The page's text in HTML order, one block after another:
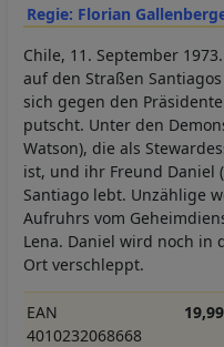
Regie: Florian
Chile, 11. September
auf den Straßen
sich gegen den
putscht. Unter den
Watson), die als
ist, und ihr Freund Daniel
Santiago lebt. Unzählige
Aufruhrs vom
Lena. Daniel wird noch in
Ort verschleppt.
EAN
4010232068668